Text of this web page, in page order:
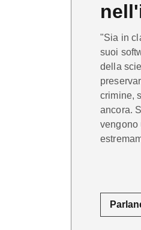
"Sia in
suoi
della
crimine,
ancora.
vengono